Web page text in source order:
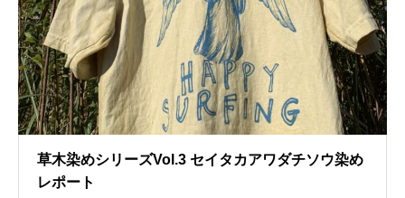
草木染めシリーズVol.3 セイタカアワダチソウ染め
レポート